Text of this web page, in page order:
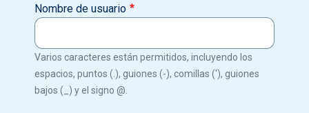
Nombre de usuario
Varios caracteres están permitidos, incluyendo los
espacios, puntos (.), guiones (-), comillas ('), guiones
bajos (_) y el signo @.